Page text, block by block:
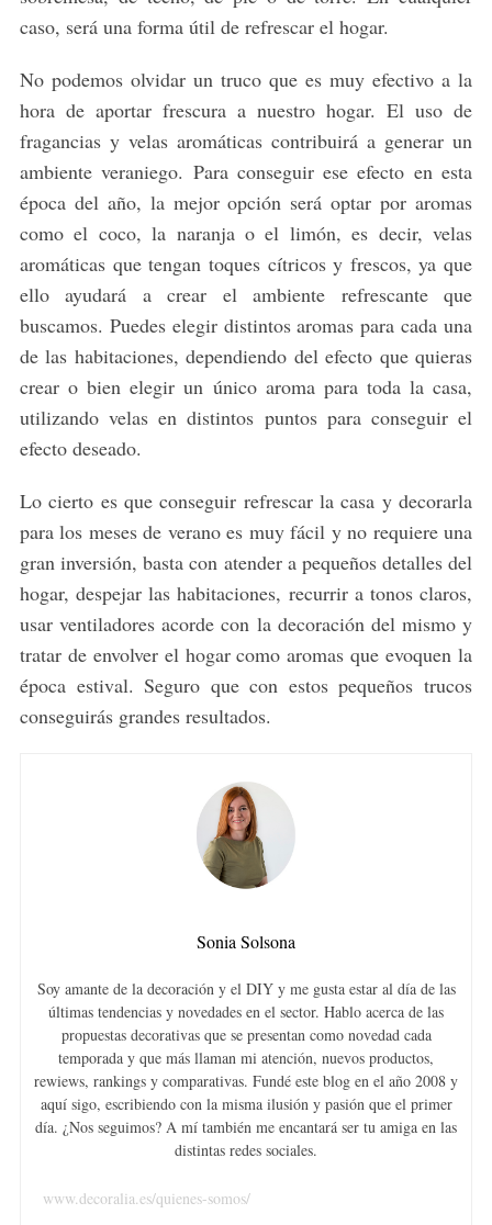
caso, será una forma útil de refrescar el hogar.
No podemos olvidar un truco que es muy efectivo a la
hora de aportar frescura a nuestro hogar. El uso de
fragancias y velas aromáticas contribuirá a generar un
ambiente veraniego. Para conseguir ese efecto en esta
época del año, la mejor opción será optar por aromas
como el coco, la naranja o el limón, es decir, velas
aromáticas que tengan toques cítricos y frescos, ya que
ello ayudará a crear el ambiente refrescante que
buscamos. Puedes elegir distintos aromas para cada una
de las habitaciones, dependiendo del efecto que quieras
crear o bien elegir un único aroma para toda la casa,
utilizando velas en distintos puntos para conseguir el
efecto deseado.
Lo cierto es que conseguir refrescar la casa y decorarla
para los meses de verano es muy fácil y no requiere una
gran inversión, basta con atender a pequeños detalles del
hogar, despejar las habitaciones, recurrir a tonos claros,
usar ventiladores acorde con la decoración del mismo y
tratar de envolver el hogar como aromas que evoquen la
época estival. Seguro que con estos pequeños trucos
conseguirás grandes resultados.
Sonia Solsona
Soy amante de la decoración y el DIY y me gusta estar al día de las
últimas tendencias y novedades en el sector. Hablo acerca de las
propuestas decorativas que se presentan como novedad cada
temporada y que más llaman mi atención, nuevos productos,
rewiews, rankings y comparativas. Fundé este blog en el año 2008 y
aquí sigo, escribiendo con la misma ilusión y pasión que el primer
día. ¿Nos seguimos? A mí también me encantará ser tu amiga en las
distintas redes sociales.
www.decoralia.es/quienes-somos/